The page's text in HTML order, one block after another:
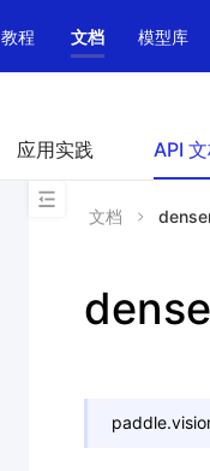
教程 文档 模型库
应用实践 API
文档